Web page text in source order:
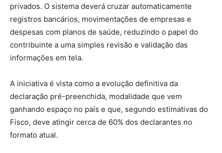
privados. O sistema deverá cruzar automaticamente
registros bancários, movimentações de empresas e
despesas com planos de saúde, reduzindo o papel do
contribuinte a uma simples revisão e validação das
informações em tela.
A iniciativa é vista como a evolução definitiva da
declaração pré-preenchida, modalidade que vem
ganhando espaço no país e que, segundo estimativas do
Fisco, deve atingir cerca de 60% dos declarantes no
formato atual.